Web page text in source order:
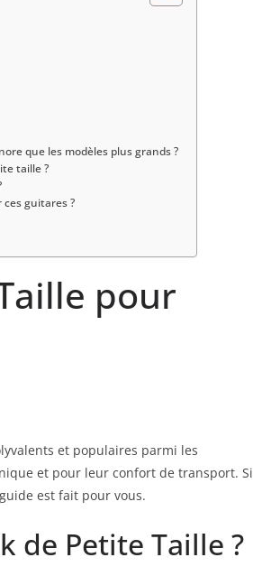
que ⁤les​ modèles plus grands ?
taille ?
guitares ?
pour⁢
et populaires parmi les‌
⁤et pour ​leur confort de transport. Si
est​ fait pour vous.
de Petite Taille ?